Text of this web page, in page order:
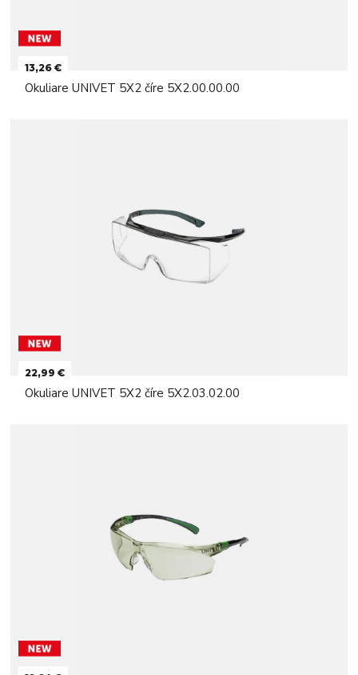
13,26 €
Okuliare UNIVET 5X2 číre 5X2.00.00.00
22,99 €
Okuliare UNIVET 5X2 číre 5X2.03.02.00